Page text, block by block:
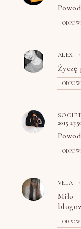
ALEX
Życzę
2015
VELA
Miło